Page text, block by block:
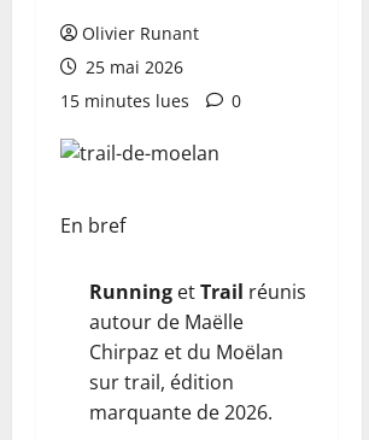
Olivier Runant
25 mai 2026
15 minutes lues
0
En bref
Running etTrail réunis
autour de Maëlle
Chirpaz et du Moëlan
sur trail, édition
marquante de 2026.